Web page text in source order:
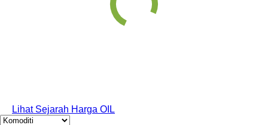
Lihat Sejarah Harga OIL